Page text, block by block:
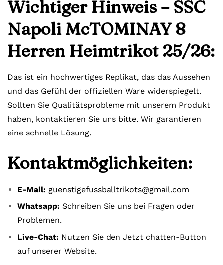
Wichtiger Hinweis – SSC
Napoli McTOMINAY 8
Herren Heimtrikot 25/26:
Das ist ein hochwertiges Replikat, das das Aussehen
und das Gefühl der offiziellen Ware widerspiegelt.
Sollten Sie Qualitätsprobleme mit unserem Produkt
haben, kontaktieren Sie uns bitte. Wir garantieren
eine schnelle Lösung.
Kontaktmöglichkeiten:
E-Mail: guenstigefussballtrikots@gmail.com
Whatsapp: Schreiben Sie uns bei Fragen oder
Problemen.
Live-Chat: Nutzen Sie den Jetzt chatten-Button
auf unserer Website.